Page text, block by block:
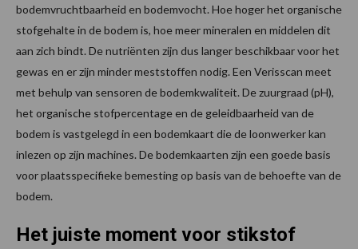
bodemvruchtbaarheid en bodemvocht. Hoe hoger het organische
stofgehalte in de bodem is, hoe meer mineralen en middelen dit
aan zich bindt. De nutriënten zijn dus langer beschikbaar voor het
gewas en er zijn minder meststoffen nodig. Een Verisscan meet
met behulp van sensoren de bodemkwaliteit. De zuurgraad (pH),
het organische stofpercentage en de geleidbaarheid van de
bodem is vastgelegd in een bodemkaart die de loonwerker kan
inlezen op zijn machines. De bodemkaarten zijn een goede basis
voor plaatsspecifieke bemesting op basis van de behoefte van de
bodem.
Het juiste moment voor stikstof